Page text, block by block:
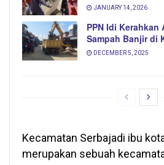
JANUARY 14, 2026
PPN Idi
Sampah Banjir di
DECEMBER 5, 2025
Kecamatan Serbajadi ibu
merupakan sebuah